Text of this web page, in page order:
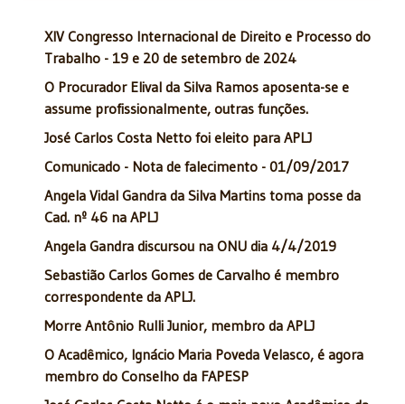
XIV Congresso Internacional de Direito e Processo do
Trabalho - 19 e 20 de setembro de 2024
O Procurador Elival da Silva Ramos aposenta-se e
assume profissionalmente, outras funções.
José Carlos Costa Netto foi eleito para APLJ
Comunicado - Nota de falecimento - 01/09/2017
Angela Vidal Gandra da Silva Martins toma posse da
Cad. nº 46 na APLJ
Angela Gandra discursou na ONU dia 4/4/2019
Sebastião Carlos Gomes de Carvalho é membro
correspondente da APLJ.
Morre Antônio Rulli Junior, membro da APLJ
O Acadêmico, Ignácio Maria Poveda Velasco, é agora
membro do Conselho da FAPESP